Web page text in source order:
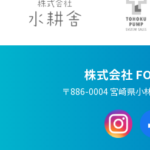
株式会社
〒886-0004 宮崎県小